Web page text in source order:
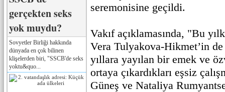
gerçekten seks
yok muydu?
Sovyetler Birliği hakkında
dünyada en çok bilinen
klişelerden biri, "SSCB'de seks
yoktu&quo...
seremonisine geçildi.
Vakıf açıklamasında, "Bu
Vera Tulyakova-Hikmet’in de
yıllara yayılan bir emek ve
ortaya çıkardıkları eşsiz
Güneş ve Nataliya